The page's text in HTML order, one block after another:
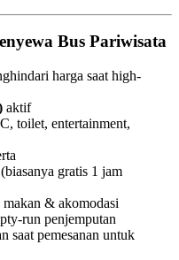
Bus Pariwisata
harga saat high-
aktif
toilet, entertainment,
gratis 1 jam
& akomodasi
run penjemputan
saat pemesanan untuk